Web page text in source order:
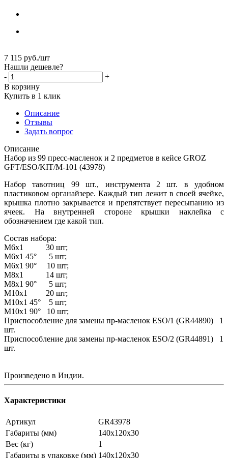
7 115 руб./шт
Нашли дешевле?
-
+
В корзину
Купить в 1 клик
Описание
Отзывы
Задать вопрос
Описание
Набор из 99 пресс-масленок и 2 предметов в кейсе GROZ
GFT/ESO/KIT/M-101 (43978)
Набор тавотниц 99 шт., инструмента 2 шт. в удобном
пластиковом органайзере. Каждый тип лежит в своей ячейке,
крышка плотно закрывается и препятствует пересыпанию из
ячеек. На внутренней стороне крышки наклейка с
обозначением где какой тип.
Состав набора:
М6х1 30 шт;
М6х1 45° 5 шт;
М6х1 90° 10 шт;
М8х1 14 шт;
М8х1 90° 5 шт;
М10х1 20 шт;
М10х1 45° 5 шт;
М10х1 90° 10 шт;
Приспособление для замены пр-масленок ESO/1 (GR44890) 1
шт.
Приспособление для замены пр-масленок ESO/2 (GR44891) 1
шт.
Произведено в Индии.
Характеристики
Артикул
GR43978
Габариты (мм)
140х120х30
Вес (кг)
1
Габариты в упаковке (мм) 140х120х30